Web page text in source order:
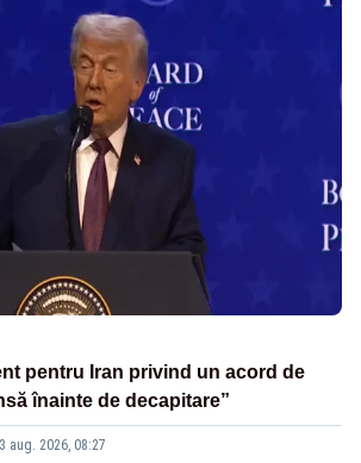
pentru Iran privind un acord de
înainte de decapitare”
3 aug. 2026, 08:27